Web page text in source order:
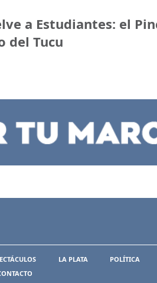
a Estudiantes: el
del Tucu
LA PLATA
POLÍTICA